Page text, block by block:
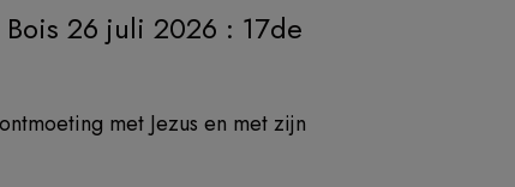
26 juli 2026 : 17de
met Jezus en met zijn